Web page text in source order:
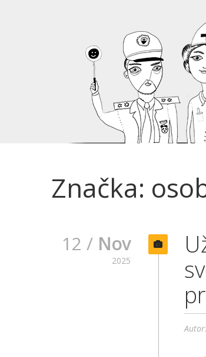
Značka:
12 / Nov
2025